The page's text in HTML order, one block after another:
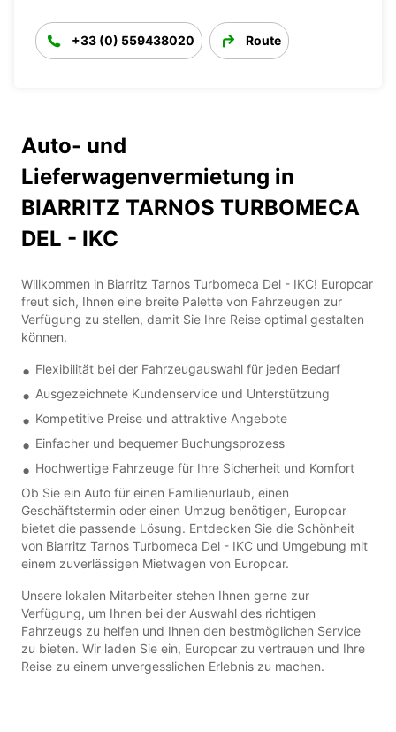
+33 (0) 559438020 Route
Auto- und
Lieferwagenvermietung in
BIARRITZ TARNOS TURBOMECA
DEL - IKC
Willkommen in Biarritz Tarnos Turbomeca Del - IKC! Europcar
freut sich, Ihnen eine breite Palette von Fahrzeugen zur
Verfügung zu stellen, damit Sie Ihre Reise optimal gestalten
können.
Flexibilität bei der Fahrzeugauswahl für jeden Bedarf
Ausgezeichnete Kundenservice und Unterstützung
Kompetitive Preise und attraktive Angebote
Einfacher und bequemer Buchungsprozess
Hochwertige Fahrzeuge für Ihre Sicherheit und Komfort
Ob Sie ein Auto für einen Familienurlaub, einen
Geschäftstermin oder einen Umzug benötigen, Europcar
bietet die passende Lösung. Entdecken Sie die Schönheit
von Biarritz Tarnos Turbomeca Del - IKC und Umgebung mit
einem zuverlässigen Mietwagen von Europcar.
Unsere lokalen Mitarbeiter stehen Ihnen gerne zur
Verfügung, um Ihnen bei der Auswahl des richtigen
Fahrzeugs zu helfen und Ihnen den bestmöglichen Service
zu bieten. Wir laden Sie ein, Europcar zu vertrauen und Ihre
Reise zu einem unvergesslichen Erlebnis zu machen.